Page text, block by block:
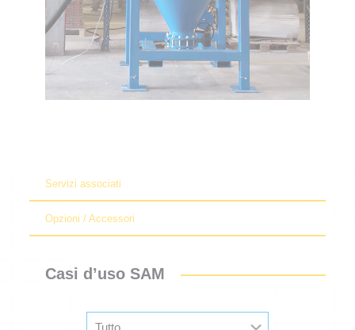
Servizi associati
Opzioni / Accessori
Casi d’uso SAM